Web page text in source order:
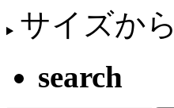
サイズか
search